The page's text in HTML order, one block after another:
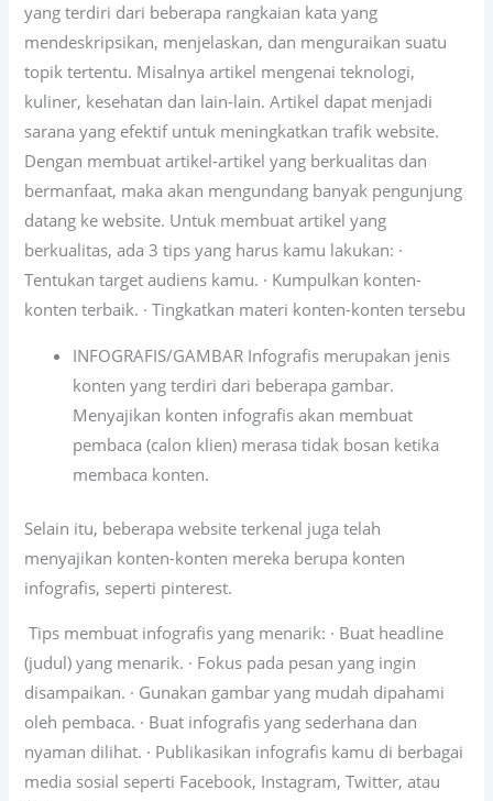
yang terdiri dari beberapa rangkaian kata yang
mendeskripsikan, menjelaskan, dan menguraikan suatu
topik tertentu. Misalnya artikel mengenai teknologi,
kuliner, kesehatan dan lain-lain. Artikel dapat menjadi
sarana yang efektif untuk meningkatkan trafik website.
Dengan membuat artikel-artikel yang berkualitas dan
bermanfaat, maka akan mengundang banyak pengunjung
datang ke website. Untuk membuat artikel yang
berkualitas, ada 3 tips yang harus kamu lakukan: ·
Tentukan target audiens kamu. · Kumpulkan konten-
konten terbaik. · Tingkatkan materi konten-konten tersebu
INFOGRAFIS/GAMBAR Infografis merupakan jenis
konten yang terdiri dari beberapa gambar.
Menyajikan konten infografis akan membuat
pembaca (calon klien) merasa tidak bosan ketika
membaca konten.
Selain itu, beberapa website terkenal juga telah
menyajikan konten-konten mereka berupa konten
infografis, seperti pinterest.
Tips membuat infografis yang menarik: · Buat headline
(judul) yang menarik. · Fokus pada pesan yang ingin
disampaikan. · Gunakan gambar yang mudah dipahami
oleh pembaca. · Buat infografis yang sederhana dan
nyaman dilihat. · Publikasikan infografis kamu di berbagai
media sosial seperti Facebook, Instagram, Twitter, atau